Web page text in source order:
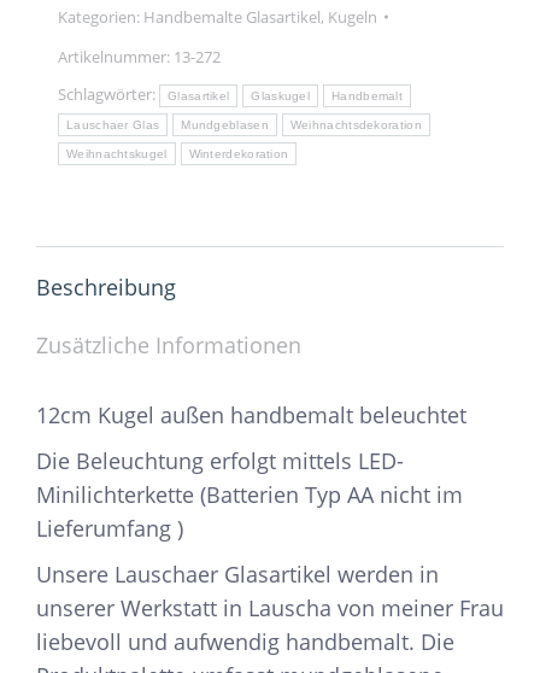
Kategorien: Handbemalte Glasartikel, Kugeln
Artikelnummer: 13-272
Schlagwörter:
Glasartikel Glaskugel Handbemalt
Lauschaer Glas Mundgeblasen Weihnachtsdekoration
Weihnachtskugel Winterdekoration
Beschreibung
Zusätzliche Informationen
12cm Kugel außen handbemalt beleuchtet
Die Beleuchtung erfolgt mittels LED-
Minilichterkette (Batterien Typ AA nicht im
Lieferumfang )
Unsere Lauschaer Glasartikel werden in
unserer Werkstatt in Lauscha von meiner Frau
liebevoll und aufwendig handbemalt. Die